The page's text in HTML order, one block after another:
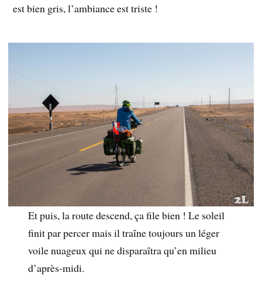
est bien gris, l’ambiance est triste !
Et puis, la route descend, ça file bien ! Le soleil
finit par percer mais il traîne toujours un léger
voile nuageux qui ne disparaîtra qu’en milieu
d’après-midi.